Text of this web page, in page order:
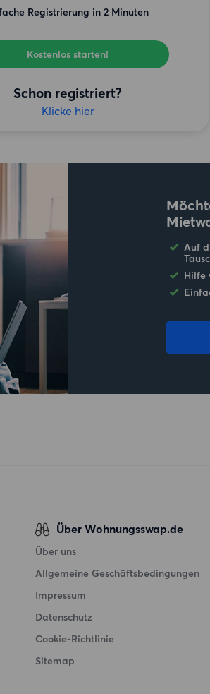
Registrierung in 2 Minuten
Kostenlos starten!
Schon registriert?
Klicke hier
Auf
Hilfe
Über Wohnungsswap.de
Über uns
Allgemeine Geschäftsbedingungen
Impressum
Datenschutz
Cookie-Richtlinie
Sitemap